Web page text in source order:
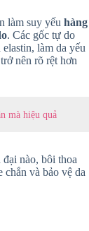
làm suy yếu hàng
. Các gốc tự do
làm da yếu
nên rõ rệt hơn
mà hiệu quả
nào, bôi thoa
và bảo vệ da